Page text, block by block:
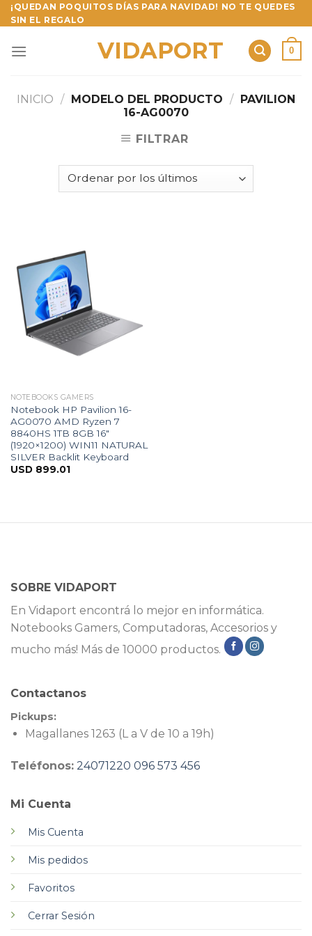
Skip
to
¡QUEDAN POQUITOS DÍAS PARA NAVIDAD! NO TE QUEDES
SIN EL REGALO
VIDAPORT 0
INICIO / MODELO DEL PRODUCTO / PAVILION
16-AG0070
FILTRAR
NOTEBOOKS GAMERS
Notebook HP Pavilion 16-
AG0070 AMD Ryzen 7
8840HS 1TB 8GB 16″
(1920×1200) WIN11 NATURAL
SILVER Backlit Keyboard
USD 899.01
SOBRE VIDAPORT
En Vidaport encontrá lo mejor en informática.
Notebooks Gamers, Computadoras, Accesorios y
mucho más! Más de 10000 productos.
Mi Cuenta
Mis Cuenta
Mis pedidos
Favoritos
Cerrar Sesión
Contactanos
Pickups:
Magallanes 1263 (L a V de 10 a 19h)
Teléfonos: 24071220 096 573 456